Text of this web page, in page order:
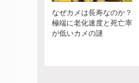
なぜカメは長寿なのか？
極端に老化速度と死亡率
が低いカメの謎